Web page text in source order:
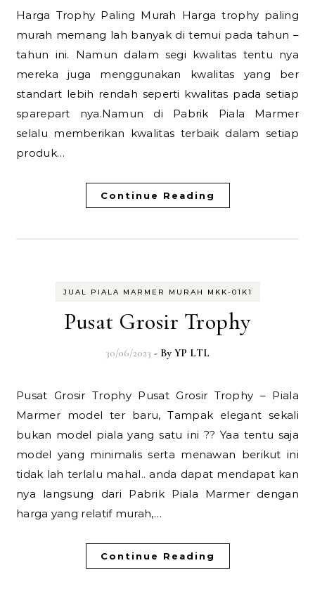
Harga Trophy Paling Murah Harga trophy paling
murah memang lah banyak di temui pada tahun –
tahun ini. Namun dalam segi kwalitas tentu nya
mereka juga menggunakan kwalitas yang ber
standart lebih rendah seperti kwalitas pada setiap
sparepart nya.Namun di Pabrik Piala Marmer
selalu memberikan kwalitas terbaik dalam setiap
produk…
Continue Reading
JUAL PIALA MARMER MURAH MKK-01K1
Pusat Grosir Trophy
30/06/2023 - By YP LTL
Pusat Grosir Trophy Pusat Grosir Trophy – Piala
Marmer model ter baru, Tampak elegant sekali
bukan model piala yang satu ini ?? Yaa tentu saja
model yang minimalis serta menawan berikut ini
tidak lah terlalu mahal.. anda dapat mendapat kan
nya langsung dari Pabrik Piala Marmer dengan
harga yang relatif murah,…
Continue Reading